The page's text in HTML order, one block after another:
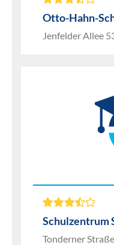
Otto-Hahn-
Jenfelder Allee
Schulzentrum
Tonderner